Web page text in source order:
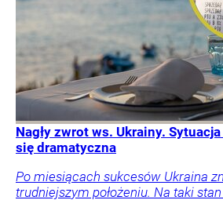
Nagły zwrot ws. Ukrainy. Sytuacja
się dramatyczna
Po miesiącach sukcesów Ukraina
trudniejszym położeniu. Na taki